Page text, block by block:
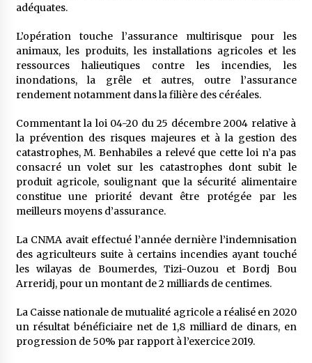
adéquates.
L’opération touche l’assurance multirisque pour les
animaux, les produits, les installations agricoles et les
ressources halieutiques contre les incendies, les
inondations, la grêle et autres, outre l’assurance
rendement notamment dans la filière des céréales.
Commentant la loi 04-20 du 25 décembre 2004 relative à
la prévention des risques majeures et à la gestion des
catastrophes, M. Benhabiles a relevé que cette loi n’a pas
consacré un volet sur les catastrophes dont subit le
produit agricole, soulignant que la sécurité alimentaire
constitue une priorité devant être protégée par les
meilleurs moyens d’assurance.
La CNMA avait effectué l’année dernière l’indemnisation
des agriculteurs suite à certains incendies ayant touché
les wilayas de Boumerdes, Tizi-Ouzou et Bordj Bou
Arreridj, pour un montant de 2 milliards de centimes.
La Caisse nationale de mutualité agricole a réalisé en 2020
un résultat bénéficiaire net de 1,8 milliard de dinars, en
progression de 50% par rapport à l’exercice 2019.